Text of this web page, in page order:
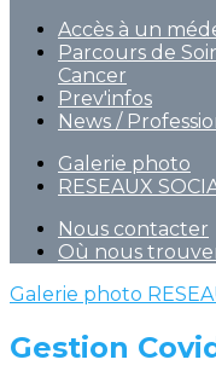
Accès à un
Parcours de
Cancer
Prev'infos
News /
Galerie photo
RESEAUX
Nous contacter
Où nous
Galerie photo
Gestion